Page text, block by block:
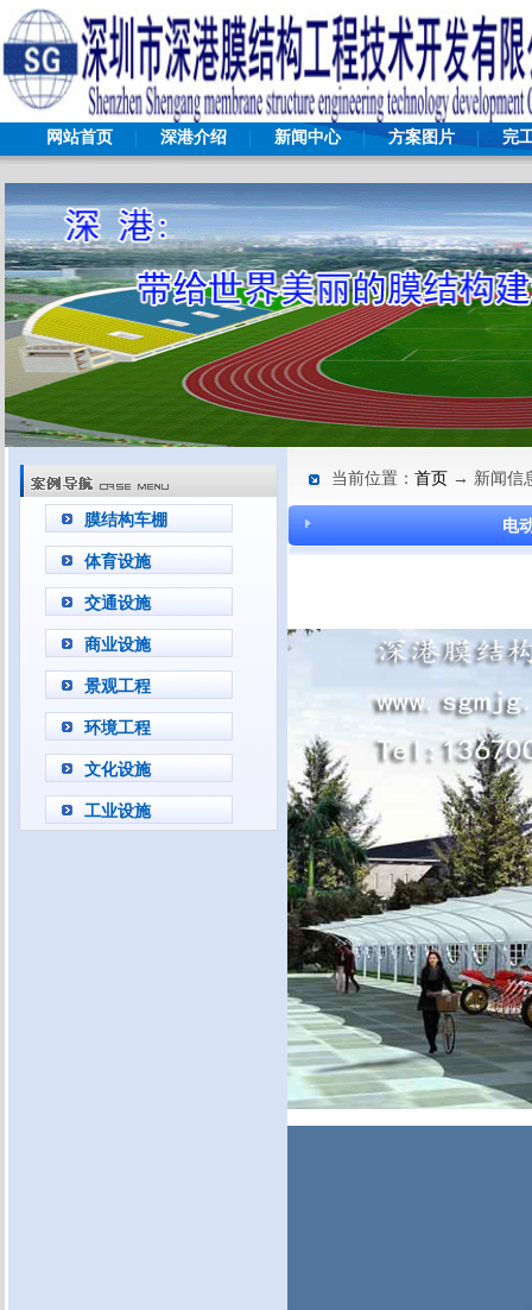
网站首页 深港介绍 新闻中心 方案图片 完
膜结构车棚
体育设施
交通设施
商业设施
景观工程
环境工程
文化设施
工业设施
当前位置： 首页 → 新闻信
电